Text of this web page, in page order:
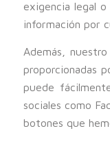
exigencia legal
información por
Además,
proporcionadas
puede
sociales como
botones que